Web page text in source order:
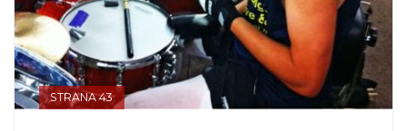
STRANA 43